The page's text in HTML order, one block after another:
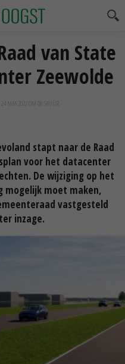
van State
Zeewolde
24 MAA 2022 OM 08:58
stapt naar de Raad
voor het datacenter
De wijziging op het
mogelijk moet maken,
vastgesteld
inzage.